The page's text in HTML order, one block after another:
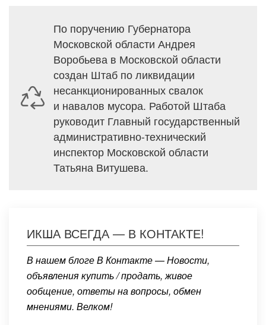
По поручению Губернатора
Московской области Андрея
Воробьева в Московской области
создан Штаб по ликвидации
несанкционированных свалок
и навалов мусора. Работой Штаба
руководит Главный государственный
административно-технический
инспектор Московской области
Татьяна Витушева.
ИКША ВСЕГДА — В КОНТАКТЕ!
В нашем блоге В Контакте — Новости,
объявления купить / продать, живое
ообщение, ответы на вопросы, обмен
мнениями. Велком!